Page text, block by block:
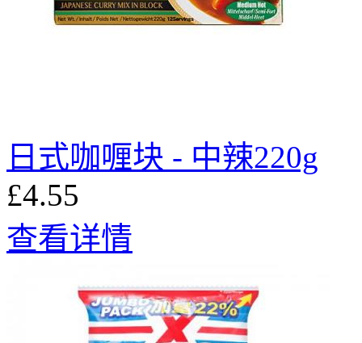
日式咖喱块 - 中辣220g
£4.55
查看详情